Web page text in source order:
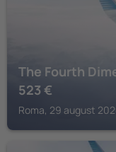
The Fourth
523 €
Roma, 29 august